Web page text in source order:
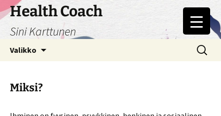
Siirry
sisältöön
Health Coach
Sini Karttunen
Valikko Haku:
Miksi?